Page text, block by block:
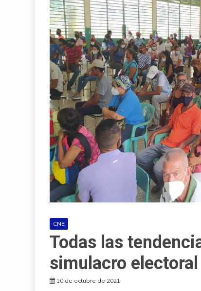
CNE
Todas las
simulacro electoral
10 de octubre de 2021